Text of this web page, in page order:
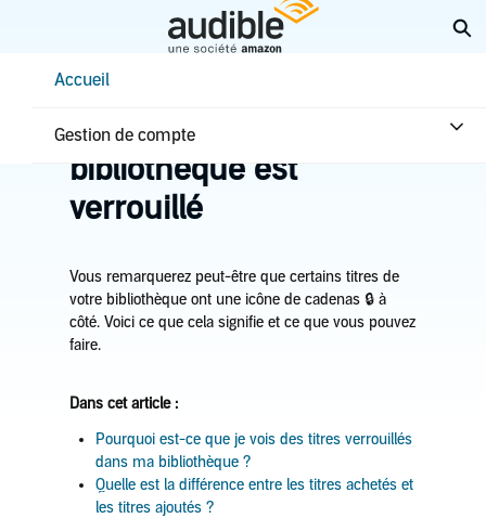
principalAccueil
Gestion de compte
Accueil
Un titre dans la
bibliothèque est
verrouillé
Vous remarquerez peut-être que certains titres de
votre bibliothèque ont une icône de cadenas 🔒 à
côté. Voici ce que cela signifie et ce que vous pouvez
faire.
Dans cet article :
Pourquoi est-ce que je vois des titres verrouillés
dans ma bibliothèque ?
Quelle est la différence entre les titres achetés et
les titres ajoutés ?